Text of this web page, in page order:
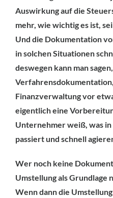
Auswirkung auf die
mehr, wie wichtig es ist,
Und die Dokumentation
in solchen Situationen
deswegen kann man
Finanzverwaltung vor
eigentlich eine
Unternehmer weiß, was
passiert und schnell
Wer noch keine
Umstellung als Grundlage
Wenn dann die